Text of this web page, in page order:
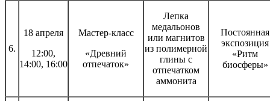
6.
18 апреля
12:00,
14:00, 16:00
Мастер-класс
«Древний
отпечаток»
Лепка
медальонов
или магнитов
из полимерной
глины с
отпечатком
аммонита
Постоянная
экспозиция
«Ритм
биосферы»